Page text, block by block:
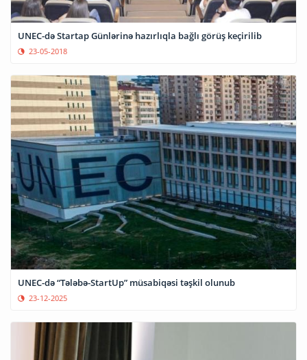
UNEC-də Startap Günlərinə hazırlıqla bağlı görüş keçirilib
23-05-2018
UNEC-də “Tələbə-StartUp” müsabiqəsi təşkil olunub
23-12-2025